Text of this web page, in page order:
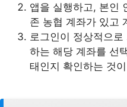
앱을 실행하고, 본인
존 농협 계좌가 있고
로그인이 정상적으
하는 해당 계좌를 선
태인지 확인하는 것